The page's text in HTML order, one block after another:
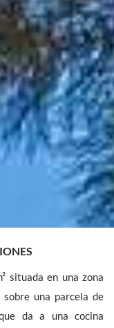
situada en una zona
una parcela de
da a una cocina